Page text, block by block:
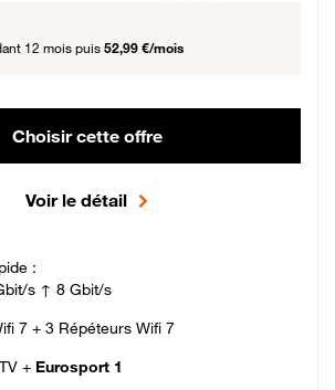
12 mois puis 52,99 €/mois
Choisir cette offre
Voir le détail
:
s ↑ 8 Gbit/s
7 + 3 Répéteurs Wifi 7
+ Eurosport 1